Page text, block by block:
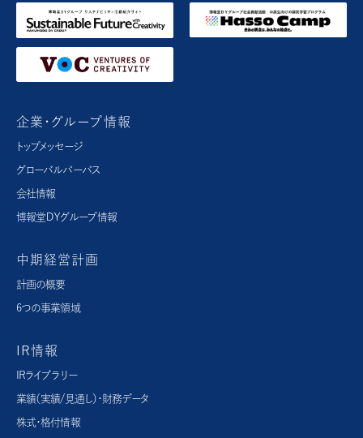
企業・グループ情報
トップメッセージ
グローバルパーパス​
会社情報
博報堂ＤＹグループ情報
中期経営計画
計画の概要
6つの事業領域
IR情報
IRライブラリー
業績（実績/見通し）・財務データ
株式・格付情報